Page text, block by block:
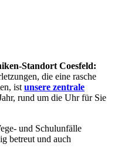
Standort Coesfeld:
die eine rasche
ist unsere zentrale
rund um die Uhr für Sie
und Schulunfälle
betreut und auch